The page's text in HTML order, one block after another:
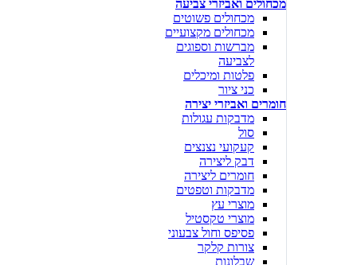
מכחולים ואביזרי צביעה
מכחולים פשוטים
מכחולים מקצועיים
מברשות וספוגים
לצביעה
פלטות ומיכלים
כני ציור
חומרים ואביזרי יצירה
מדבקות עגולות
סול
קעקועי נצנצים
דבק ליצירה
חומרים ליצירה
מדבקות וטפטים
מוצרי עץ
מוצרי טקסטיל
פסיפס וחול צבעוני
צורות קלקר
שבלונות